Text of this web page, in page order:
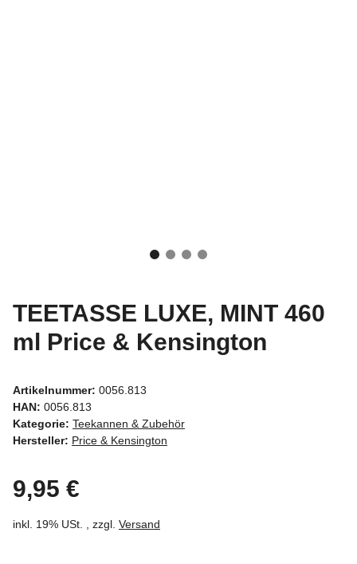
TEETASSE LUXE, MINT 460
ml Price & Kensington
Artikelnummer: 0056.813
HAN: 0056.813
Kategorie: Teekannen & Zubehör
Hersteller: Price & Kensington
9,95 €
inkl. 19% USt. , zzgl. Versand